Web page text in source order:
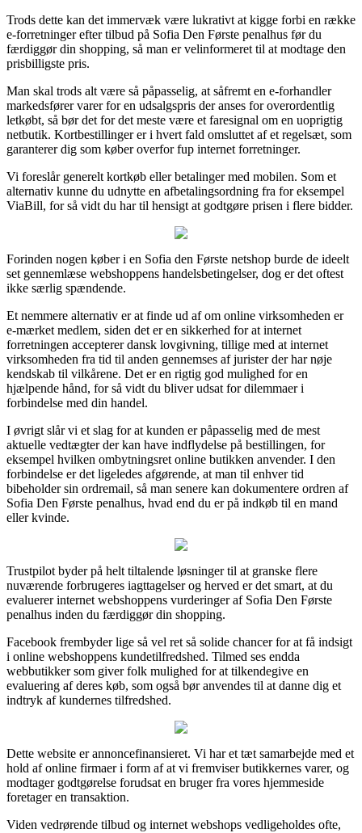
Trods dette kan det immervæk være lukrativt at kigge forbi en række
e-forretninger efter tilbud på Sofia Den Første penalhus før du
færdiggør din shopping, så man er velinformeret til at modtage den
prisbilligste pris.
Man skal trods alt være så påpasselig, at såfremt en e-forhandler
markedsfører varer for en udsalgspris der anses for overordentlig
letkøbt, så bør det for det meste være et faresignal om en uoprigtig
netbutik. Kortbestillinger er i hvert fald omsluttet af et regelsæt, som
garanterer dig som køber overfor fup internet forretninger.
Vi foreslår generelt kortkøb eller betalinger med mobilen. Som et
alternativ kunne du udnytte en afbetalingsordning fra for eksempel
ViaBill, for så vidt du har til hensigt at godtgøre prisen i flere bidder.
Forinden nogen køber i en Sofia den Første netshop burde de ideelt
set gennemlæse webshoppens handelsbetingelser, dog er det oftest
ikke særlig spændende.
Et nemmere alternativ er at finde ud af om online virksomheden er
e-mærket medlem, siden det er en sikkerhed for at internet
forretningen accepterer dansk lovgivning, tillige med at internet
virksomheden fra tid til anden gennemses af jurister der har nøje
kendskab til vilkårene. Det er en rigtig god mulighed for en
hjælpende hånd, for så vidt du bliver udsat for dilemmaer i
forbindelse med din handel.
I øvrigt slår vi et slag for at kunden er påpasselig med de mest
aktuelle vedtægter der kan have indflydelse på bestillingen, for
eksempel hvilken ombytningsret online butikken anvender. I den
forbindelse er det ligeledes afgørende, at man til enhver tid
bibeholder sin ordremail, så man senere kan dokumentere ordren af
Sofia Den Første penalhus, hvad end du er på indkøb til en mand
eller kvinde.
Trustpilot byder på helt tiltalende løsninger til at granske flere
nuværende forbrugeres iagttagelser og herved er det smart, at du
evaluerer internet webshoppens vurderinger af Sofia Den Første
penalhus inden du færdiggør din shopping.
Facebook frembyder lige så vel ret så solide chancer for at få indsigt
i online webshoppens kundetilfredshed. Tilmed ses endda
webbutikker som giver folk mulighed for at tilkendegive en
evaluering af deres køb, som også bør anvendes til at danne dig et
indtryk af kundernes tilfredshed.
Dette website er annoncefinansieret. Vi har et tæt samarbejde med et
hold af online firmaer i form af at vi fremviser butikkernes varer, og
modtager godtgørelse forudsat en bruger fra vores hjemmeside
foretager en transaktion.
Viden vedrørende tilbud og internet webshops vedligeholdes ofte,